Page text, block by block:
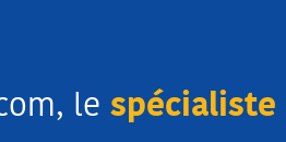
le spécialiste